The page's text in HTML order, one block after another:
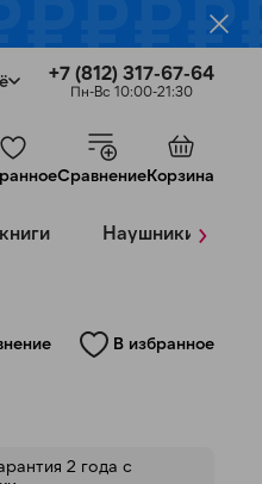
+7 (812) 317-67-64
Пн-Вс 10:00-21:30
СравнениеКорзина
Наушники ›
В избранное
2 года с
Закрыть